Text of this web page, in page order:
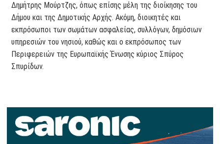
Δημήτρης Μούρτζης, όπως επίσης μέλη της διοίκησης του
Δήμου και της Δημοτικής Αρχής. Ακόμη, διοικητές και
εκπρόσωποι των σωμάτων ασφαλείας, συλλόγων, δημόσιων
υπηρεσιών του νησιού, καθώς και ο εκπρόσωπος των
Περιφερειών της Ευρωπαϊκής Ένωσης κύριος Σπύρος
Σπυρίδων.